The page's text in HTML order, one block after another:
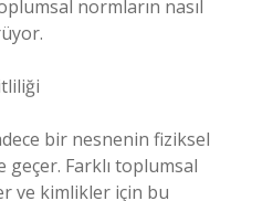
normların nasıl
bir nesnenin fiziksel
Farklı toplumsal
ve kimlikler için bu